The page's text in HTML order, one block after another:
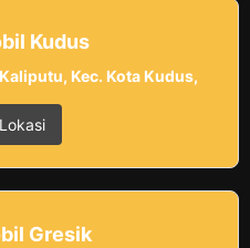
Kudus
Kec. Kota Kudus,
Gresik